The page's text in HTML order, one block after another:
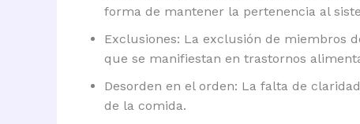
forma de mantener la pertenencia al
Exclusiones: La exclusión de miembros
que se manifiestan en trastornos
Desorden en el orden: La falta de
de la comida.